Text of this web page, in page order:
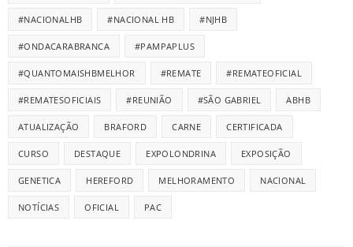
#NACIONALHB #NACIONAL HB #NJHB
#ONDACARABRANCA #PAMPAPLUS
#QUANTOMAISHBMELHOR #REMATE #REMATEOFICIAL
#REMATESOFICIAIS #REUNIÃO #SÃO GABRIEL ABHB
ATUALIZAÇÃO BRAFORD CARNE CERTIFICADA
CURSO DESTAQUE EXPOLONDRINA EXPOSIÇÃO
GENETICA HEREFORD MELHORAMENTO NACIONAL
NOTÍCIAS OFICIAL PAC